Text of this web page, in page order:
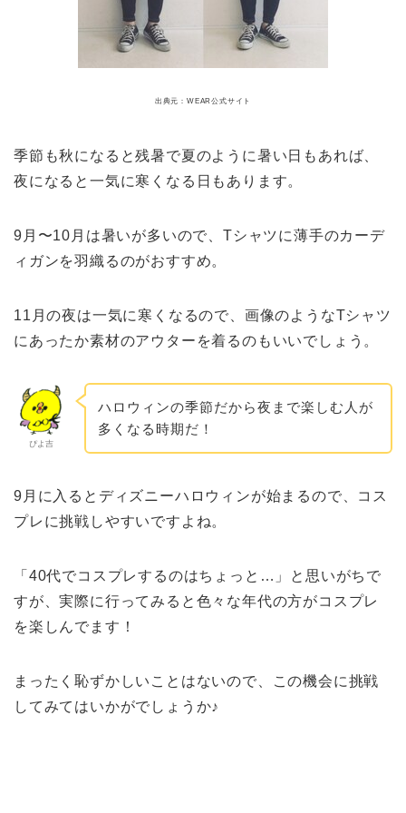
出典元：WEAR公式サイト
季節も秋になると残暑で夏のように暑い日もあれば、
夜になると一気に寒くなる日もあります。
9月〜10月は暑いが多いので、Tシャツに薄手のカーデ
ィガンを羽織るのがおすすめ。
11月の夜は一気に寒くなるので、画像のようなTシャツ
にあったか素材のアウターを着るのもいいでしょう。
ぴよ吉
ハロウィンの季節だから夜まで楽しむ人が
多くなる時期だ！
9月に入るとディズニーハロウィンが始まるので、コス
プレに挑戦しやすいですよね。
「40代でコスプレするのはちょっと…」と思いがちで
すが、実際に行ってみると色々な年代の方がコスプレ
を楽しんでます！
まったく恥ずかしいことはないので、この機会に挑戦
してみてはいかがでしょうか♪